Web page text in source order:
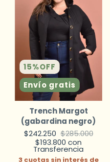
15%OFF
Envío gratis
Trench Margot
(gabardina negro)
$242.250 $285.000
$193.800 con
Transferencia
3 cuotas sin interés de